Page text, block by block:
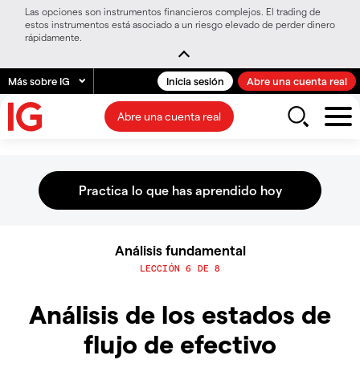
Las opciones son instrumentos financieros complejos. El trading de
estos instrumentos está asociado a un riesgo elevado de perder dinero
rápidamente.
Más sobre IG Inicia sesión Abre una cuenta real
Abre una cuenta real
Análisis fundamental
LECCIÓN 6 DE 8
Análisis de los estados de
flujo de efectivo